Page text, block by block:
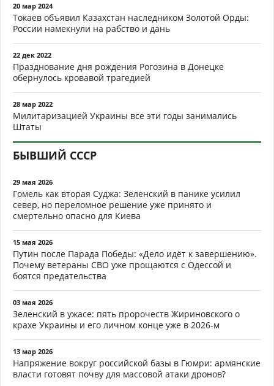
20 мар 2024
Токаев объявил Казахстан наследником Золотой Орды:
России намекнули на рабство и дань
22 дек 2022
Празднование дня рождения Рогозина в Донецке
обернулось кровавой трагедией
28 мар 2022
Милитаризацией Украины все эти годы занимались
Штаты
БЫВШИЙ СССР
29 мая 2026
Гомель как вторая Суджа: Зеленский в панике усилил
север, но переломное решение уже принято и
смертельно опасно для Киева
15 мая 2026
Путин после Парада Победы: «Дело идёт к завершению».
Почему ветераны СВО уже прощаются с Одессой и
боятся предательства
03 мая 2026
Зеленский в ужасе: пять пророчеств Жириновского о
крахе Украины и его личном конце уже в 2026-м
13 мар 2026
Напряжение вокруг российской базы в Гюмри: армянские
власти готовят почву для массовой атаки дронов?